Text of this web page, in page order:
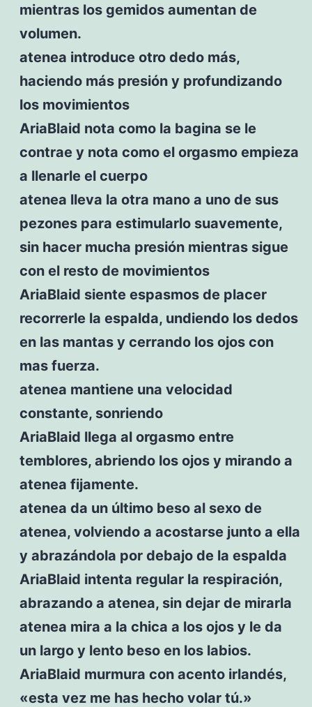
mientras los gemidos aumentan de
volumen.
atenea introduce otro dedo más,
haciendo más presión y profundizando
los movimientos
AriaBlaid nota como la bagina se le
contrae y nota como el orgasmo empieza
a llenarle el cuerpo
atenea lleva la otra mano a uno de sus
pezones para estimularlo suavemente,
sin hacer mucha presión mientras sigue
con el resto de movimientos
AriaBlaid siente espasmos de placer
recorrerle la espalda, undiendo los dedos
en las mantas y cerrando los ojos con
mas fuerza.
atenea mantiene una velocidad
constante, sonriendo
AriaBlaid llega al orgasmo entre
temblores, abriendo los ojos y mirando a
atenea fijamente.
atenea da un último beso al sexo de
atenea, volviendo a acostarse junto a ella
y abrazándola por debajo de la espalda
AriaBlaid intenta regular la respiración,
abrazando a atenea, sin dejar de mirarla
atenea mira a la chica a los ojos y le da
un largo y lento beso en los labios.
AriaBlaid murmura con acento irlandés,
«esta vez me has hecho volar tú.»